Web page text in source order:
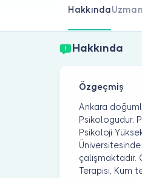
Hakkında
Hakkında
Özgeçmiş
Ankara
Psikologudur.
Psikoloji
Terapisi, Kum